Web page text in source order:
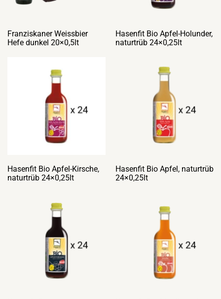
Franziskaner Weissbier
Hefe dunkel 20×0,5lt
Hasenfit Bio Apfel-Holunder,
naturtrüb 24×0,25lt
Hasenfit Bio Apfel-Kirsche,
naturtrüb 24×0,25lt
Hasenfit Bio Apfel, naturtrüb
24×0,25lt